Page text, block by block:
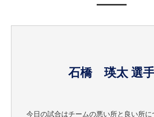
石橋 瑛太 選
今日の試合はチームの悪い所と良い所に